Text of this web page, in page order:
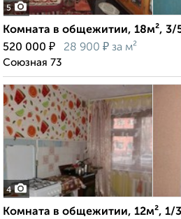
5
Комната в общежитии, 18м², 3/
520 000 ₽ 28 900 ₽ за м²
Союзная 73
4
Комната в общежитии, 12м², 1/